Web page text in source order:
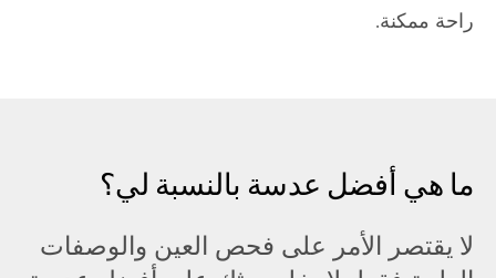
راحة ممكنة.
ما هي أفضل عدسة بالنسبة لي؟
لا يقتصر الأمر على فحص العين والوصفات